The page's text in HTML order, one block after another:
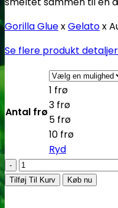
Gorilla GluexGelatox
Se flere produkt detaljer
Antal frø
1 frø
3 frø
5 frø
10 frø
Ryd
Glue
Gelato
Tilføj Til Kurv Køb nu